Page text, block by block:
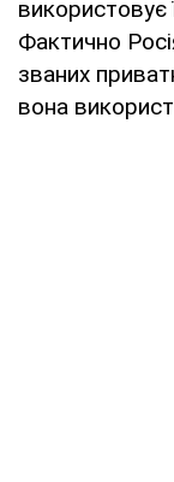
використовує
Фактично
званих
вона